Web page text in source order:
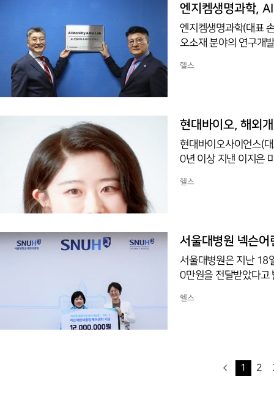
엔지켐생명과학,
엔지켐생명과학(대표
오소재 분야의 연구개
대학교는 지난 2024
이차전지, 바이오 분
생명
헬스
현대바이오, 해외
현대바이오사이언스(
0년 이상 지낸 이지은
등 국내 기업과, 한국
을 담당하게 되며, 항
헬스
서울대병원 넥슨어
서울대병원은 지난 18
0만원을 전달받았다고
천6백61만6000원이
헬스
1 2